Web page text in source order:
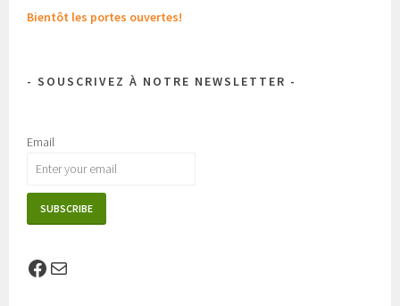
Bientôt les portes ouvertes!
- SOUSCRIVEZ À NOTRE NEWSLETTER -
Email
Facebook
E-mail